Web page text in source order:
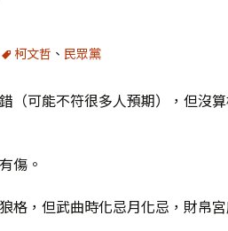
柯文哲 、 民眾黨
（可能不符很多人預期），但沒
傷。
格，但武曲時化忌月化忌，財帛